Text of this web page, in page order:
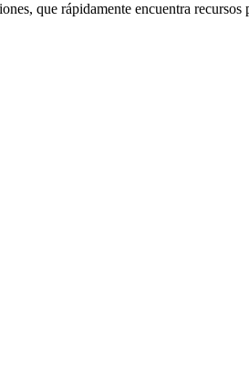
que rápidamente encuentra